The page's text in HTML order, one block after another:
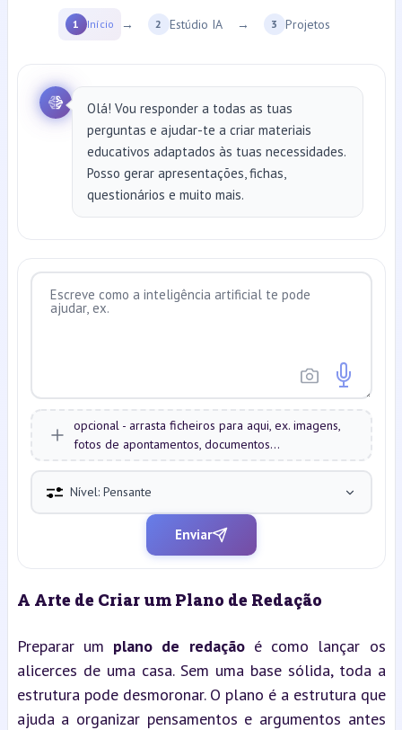
1 Início → 2 Estúdio IA → 3 Projetos
Olá! Vou responder a todas as tuas
perguntas e ajudar-te a criar materiais
educativos adaptados às tuas necessidades.
Posso gerar apresentações, fichas,
questionários e muito mais.
opcional - arrasta ficheiros para aqui, ex. imagens,
fotos de apontamentos, documentos...
Nível: Pensante
Enviar
A Arte de Criar um Plano de Redação
Preparar um plano de redação é como lançar os
alicerces de uma casa. Sem uma base sólida, toda a
estrutura pode desmoronar. O plano é a estrutura que
ajuda a organizar pensamentos e argumentos antes